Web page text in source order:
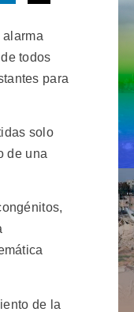
todos
para
solo
de una
de la